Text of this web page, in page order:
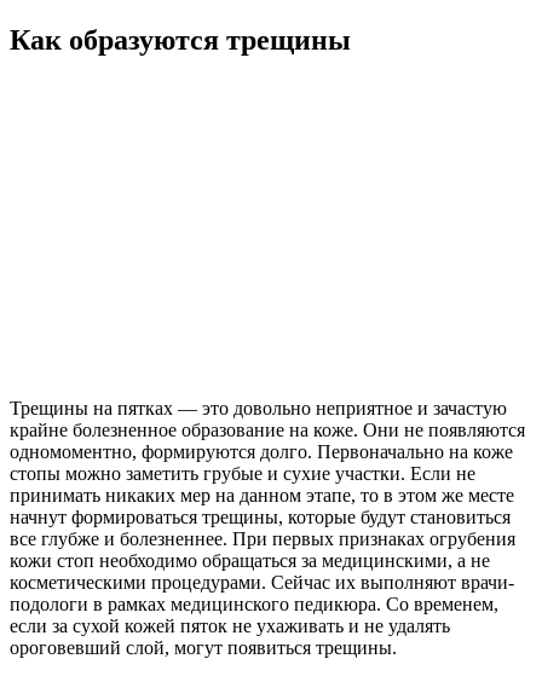
Как образуются трещины
Трещины на пятках — это довольно неприятное и зачастую
крайне болезненное образование на коже. Они не появляются
одномоментно, формируются долго. Первоначально на коже
стопы можно заметить грубые и сухие участки. Если не
принимать никаких мер на данном этапе, то в этом же месте
начнут формироваться трещины, которые будут становиться
все глубже и болезненнее. При первых признаках огрубения
кожи стоп необходимо обращаться за медицинскими, а не
косметическими процедурами. Сейчас их выполняют врачи-
подологи в рамках медицинского педикюра. Со временем,
если за сухой кожей пяток не ухаживать и не удалять
ороговевший слой, могут появиться трещины.